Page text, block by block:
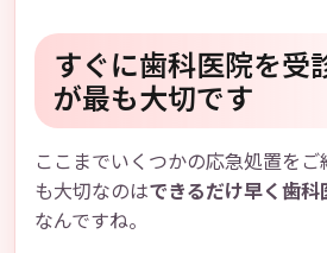
すぐに歯科医院を受
が最も大切です
ここまでいくつかの応急処置を
も大切なのはできるだけ早く歯
なんですね。